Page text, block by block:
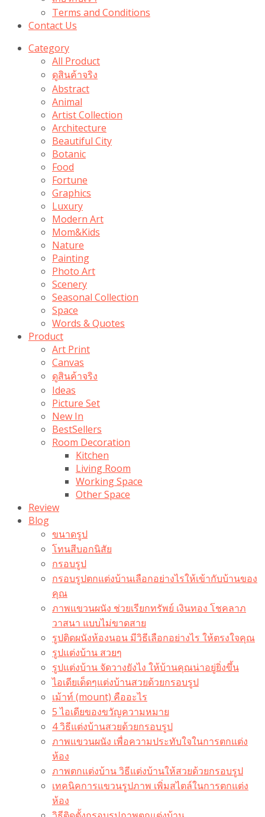
Terms and Conditions
Contact Us
Category
All Product
ดูสินค้าจริง
Abstract
Animal
Artist Collection
Architecture
Beautiful City
Botanic
Food
Fortune
Graphics
Luxury
Modern Art
Mom&Kids
Nature
Painting
Photo Art
Scenery
Seasonal Collection
Space
Words & Quotes
Product
Art Print
Canvas
ดูสินค้าจริง
Ideas
Picture Set
New In
BestSellers
Room Decoration
Kitchen
Living Room
Working Space
Other Space
Review
Blog
ขนาดรูป
โทนสีบอกนิสัย
กรอบรูป
กรอบรูปตกแต่งบ้านเลือกอย่างไรให้เข้ากับบ้านของ
คุณ
ภาพแขวนผนัง ช่วยเรียกทรัพย์ เงินทอง โชคลาภ
วาสนา แบบไม่ขาดสาย
รูปติดผนังห้องนอน มีวิธีเลือกอย่างไร ให้ตรงใจคุณ
รูปแต่งบ้าน สวยๆ
รูปแต่งบ้าน จัดวางยังไง ให้บ้านคุณน่าอยู่ยิ่งขึ้น
ไอเดียเด็ดๆแต่งบ้านสวยด้วยกรอบรูป
เม้าท์ (mount) คืออะไร​
5 ไอเดียของขวัญความหมาย
4 วิธีแต่งบ้านสวยด้วยกรอบรูป
ภาพแขวนผนัง เพื่อความประทับใจในการตกแต่ง
ห้อง
ภาพตกแต่งบ้าน วิธีแต่งบ้านให้สวยด้วยกรอบรูป
เทคนิคการแขวนรูปภาพ เพิ่มสไตล์ในการตกแต่ง
ห้อง